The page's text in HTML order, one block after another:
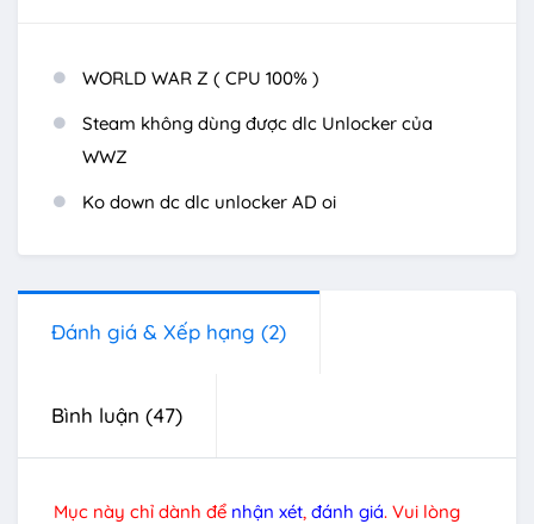
WORLD WAR Z ( CPU 100% )
Steam không dùng được dlc Unlocker của
WWZ
Ko down dc dlc unlocker AD oi
Đánh giá & Xếp hạng (2)
Bình luận (47)
Mục này chỉ dành để nhận xét, đánh giá. Vui lòng